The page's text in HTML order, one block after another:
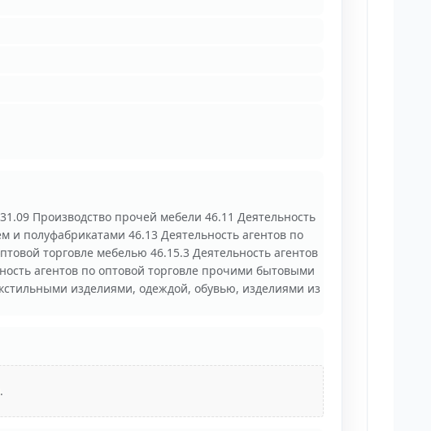
Производство прочей мебели 46.11 Деятельность
полуфабрикатами 46.13 Деятельность агентов по
торговле мебелью 46.15.3 Деятельность агентов
агентов по оптовой торговле прочими бытовыми
изделиями, одеждой, обувью, изделиями из
.